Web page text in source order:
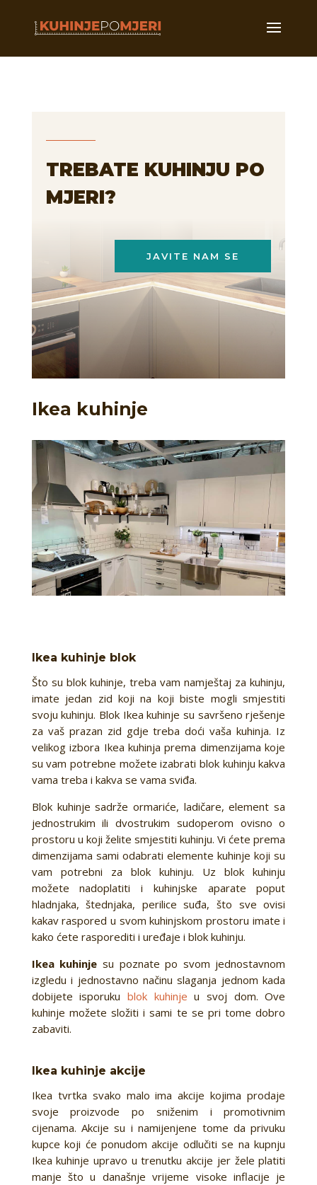
TREBATE KUHINJU PO
MJERI?
JAVITE NAM SE
Ikea kuhinje
Ikea kuhinje blok
Što su blok kuhinje, treba vam namještaj za kuhinju,
imate jedan zid koji na koji biste mogli smjestiti
svoju kuhinju. Blok Ikea kuhinje su savršeno rješenje
za vaš prazan zid gdje treba doći vaša kuhinja. Iz
velikog izbora Ikea kuhinja prema dimenzijama koje
su vam potrebne možete izabrati blok kuhinju kakva
vama treba i kakva se vama sviđa.
Blok kuhinje sadrže ormariće, ladičare, element sa
jednostrukim ili dvostrukim sudoperom ovisno o
prostoru u koji želite smjestiti kuhinju. Vi ćete prema
dimenzijama sami odabrati elemente kuhinje koji su
vam potrebni za blok kuhinju. Uz blok kuhinju
možete nadoplatiti i kuhinjske aparate poput
hladnjaka, štednjaka, perilice suđa, što sve ovisi
kakav raspored u svom kuhinjskom prostoru imate i
kako ćete rasporediti i uređaje i blok kuhinju.
Ikea kuhinje su poznate po svom jednostavnom
izgledu i jednostavno načinu slaganja jednom kada
dobijete isporukublok kuhinje u svoj dom. Ove
kuhinje možete složiti i sami te se pri tome dobro
zabaviti.
Ikea kuhinje akcije
Ikea tvrtka svako malo ima akcije kojima prodaje
svoje proizvode po sniženim i promotivnim
cijenama. Akcije su i namijenjene tome da privuku
kupce koji će ponudom akcije odlučiti se na kupnju
Ikea kuhinje upravo u trenutku akcije jer žele platiti
manje što u današnje vrijeme visoke inflacije je